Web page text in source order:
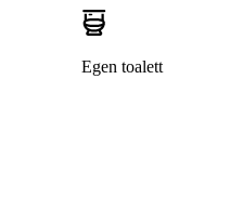
Egen toalett